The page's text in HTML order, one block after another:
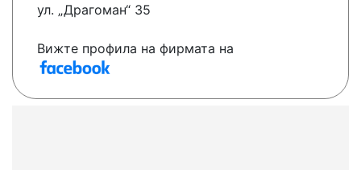
ул. „Драгоман“ 35
Вижте профила на фирмата на